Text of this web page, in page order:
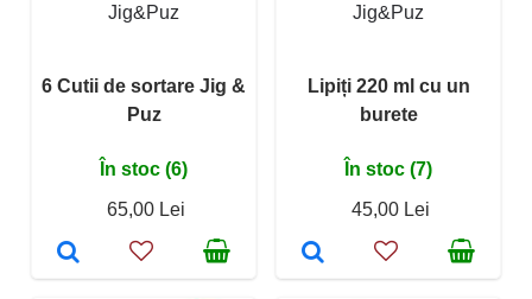
Jig&Puz
6 Cutii de sortare Jig &
Puz
În stoc (6)
65,00 Lei
Jig&Puz
Lipiți 220 ml cu un
burete
În stoc (7)
45,00 Lei